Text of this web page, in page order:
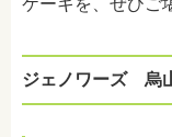
ジェノワーズ 烏